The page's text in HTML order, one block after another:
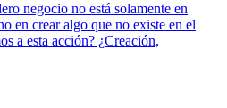
negocio no está solamente en
en crear algo que no existe en el
a esta acción? ¿Creación,